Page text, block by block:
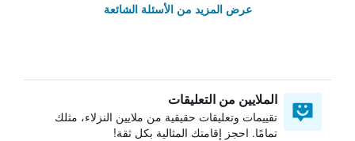
عرض المزيد من الأسئلة الشائعة
الملايين من التعليقات
تقييمات وتعليقات حقيقية من ملايين النزلاء، مثلك
تمامًا. احجز إقامتك المثالية بكل ثقة!